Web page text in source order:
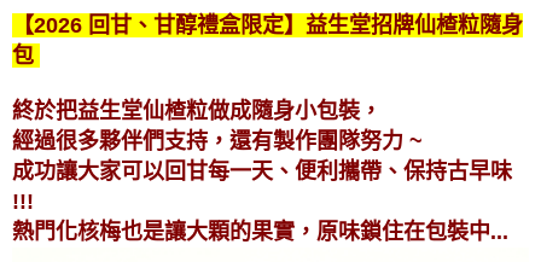
【2026 回甘、甘醇禮盒限定】益生堂招牌仙楂粒隨身
包
終於把益生堂仙楂粒做成隨身小包裝，
經過很多夥伴們支持，還有製作團隊努力 ~
成功讓大家可以回甘每一天、便利攜帶、保持古早味
!!!
熱門化核梅也是讓大顆的果實，原味鎖住在包裝中...